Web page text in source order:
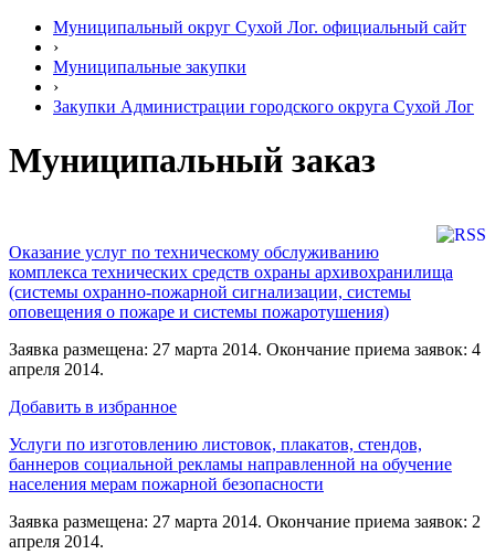
Муниципальный округ Сухой Лог. официальный сайт
›
Муниципальные закупки
›
Закупки Администрации городского округа Сухой Лог
Муниципальный заказ
Оказание услуг по техническому обслуживанию
комплекса технических средств охраны архивохранилища
(системы охранно-пожарной сигнализации, системы
оповещения о пожаре и системы пожаротушения)
Заявка размещена: 27 марта 2014. Окончание приема заявок: 4
апреля 2014.
Добавить в избранное
Услуги по изготовлению листовок, плакатов, стендов,
баннеров социальной рекламы направленной на обучение
населения мерам пожарной безопасности
Заявка размещена: 27 марта 2014. Окончание приема заявок: 2
апреля 2014.